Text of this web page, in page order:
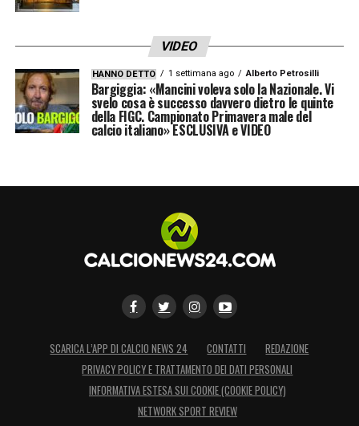
VIDEO
HANNO DETTO 1 settimana ago Alberto Petrosilli
Bargiggia: «Mancini voleva solo la Nazionale. Vi
svelo cosa è successo davvero dietro le quinte
della FIGC. Campionato Primavera male del
calcio italiano» ESCLUSIVA e VIDEO
SCARICA L’APP DI CALCIO NEWS 24 CONTATTI
REDAZIONE
PRIVACY POLICY E TRATTAMENTO DEI DATI PERSONALI
INFORMATIVA ESTESA SUI COOKIE (COOKIE POLICY)
NETWORK SPORT REVIEW